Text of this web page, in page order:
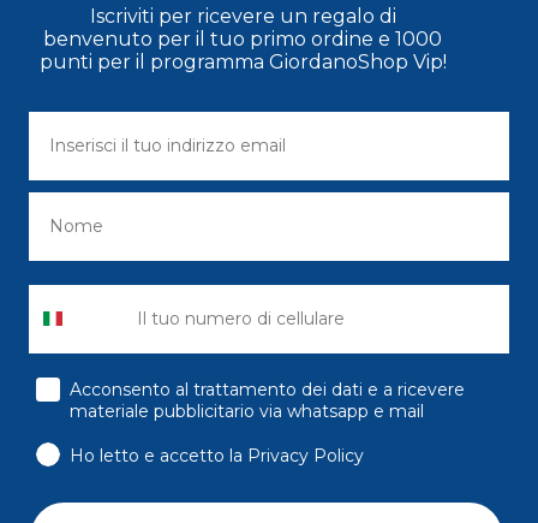
Iscriviti per ricevere un regalo di
benvenuto per il tuo primo ordine e 1000
punti per il programma GiordanoShop Vip!
consenso
Acconsento al trattamento dei dati e a ricevere
materiale pubblicitario via whatsapp e mail
Ho letto e accetto la Privacy Policy